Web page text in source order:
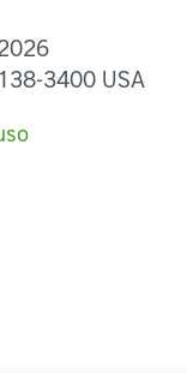
3400 USA